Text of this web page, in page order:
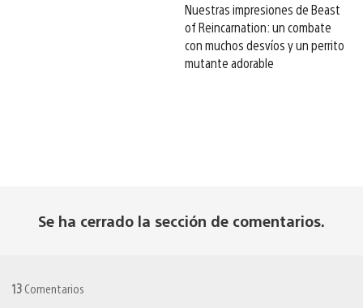
Nuestras impresiones de Beast
of Reincarnation: un combate
con muchos desvíos y un perrito
mutante adorable
Se ha cerrado la sección de comentarios.
13 Comentarios